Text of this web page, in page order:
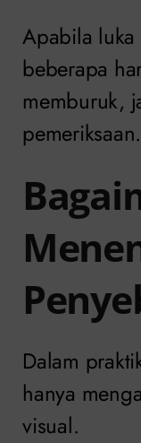
Apabila
beberapa
memburuk,
pemeriksaan.
Dalam
hanya
visual.